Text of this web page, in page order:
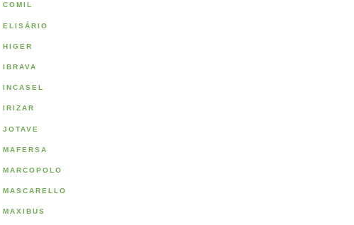
COMIL
ELISÁRIO
HIGER
IBRAVA
INCASEL
IRIZAR
JOTAVE
MAFERSA
MARCOPOLO
MASCARELLO
MAXIBUS